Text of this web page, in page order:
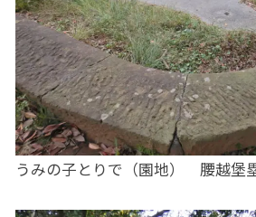
うみの子とりで（園地） 腰越堡